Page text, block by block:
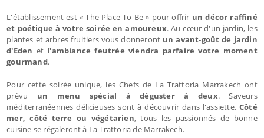
L'établissement est « The Place To Be » pour offrir un décor raffiné
et poétique à votre soirée en amoureux. Au cœur d'un jardin, les
plantes et arbres fruitiers vous donneront un avant-goût de jardin
d'Eden et l'ambiance feutrée viendra parfaire votre moment
gourmand.
Pour cette soirée unique, les Chefs de La Trattoria Marrakech ont
prévu un menu spécial à déguster à deux. Saveurs
méditerranéennes délicieuses sont à découvrir dans l'assiette.Côté
mer, côté terre ou végétarien, tous les passionnés de bonne
cuisine se régaleront à La Trattoria de Marrakech.